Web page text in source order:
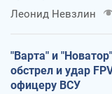
Леонид Невзлин
"Варта" и
обстрел и удар
офицеру ВСУ